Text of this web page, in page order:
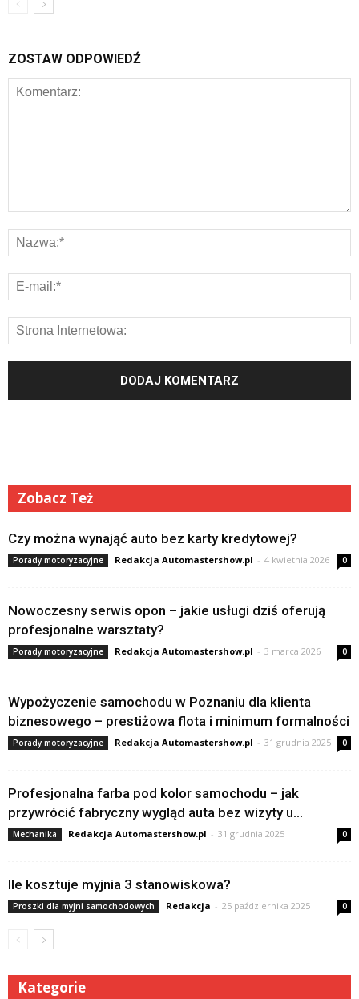
ZOSTAW ODPOWIEDŹ
Zobacz Też
Czy można wynająć auto bez karty kredytowej?
Porady motoryzacyjne Redakcja Automastershow.pl - 4 kwietnia 2026 0
Nowoczesny serwis opon – jakie usługi dziś oferują
profesjonalne warsztaty?
Porady motoryzacyjne Redakcja Automastershow.pl - 3 marca 2026 0
Wypożyczenie samochodu w Poznaniu dla klienta
biznesowego – prestiżowa flota i minimum formalności
Porady motoryzacyjne Redakcja Automastershow.pl - 31 grudnia 2025 0
Profesjonalna farba pod kolor samochodu – jak
przywrócić fabryczny wygląd auta bez wizyty u...
Mechanika Redakcja Automastershow.pl - 31 grudnia 2025 0
Ile kosztuje myjnia 3 stanowiskowa?
Proszki dla myjni samochodowych Redakcja - 25 października 2025 0
Kategorie